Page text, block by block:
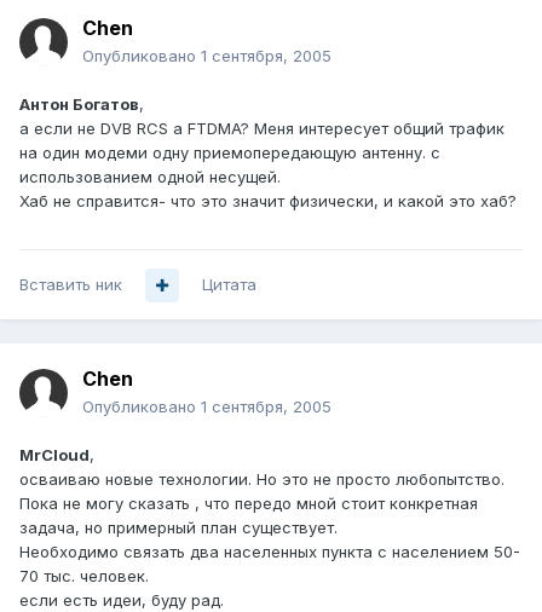
Chen
Опубликовано 1 сентября, 2005
Антон Богатов,
а если не DVB RCS а FTDMA? Меня интересует общий трафик
на один модеми одну приемопередающую антенну. с
использованием одной несущей.
Хаб не справится- что это значит физически, и какой это хаб?
Вставить ник Цитата
Chen
Опубликовано 1 сентября, 2005
MrCloud,
осваиваю новые технологии. Но это не просто любопытство.
Пока не могу сказать , что передо мной стоит конкретная
задача, но примерный план существует.
Необходимо связать два населенных пункта с населением 50-
70 тыс. человек.
если есть идеи, буду рад.